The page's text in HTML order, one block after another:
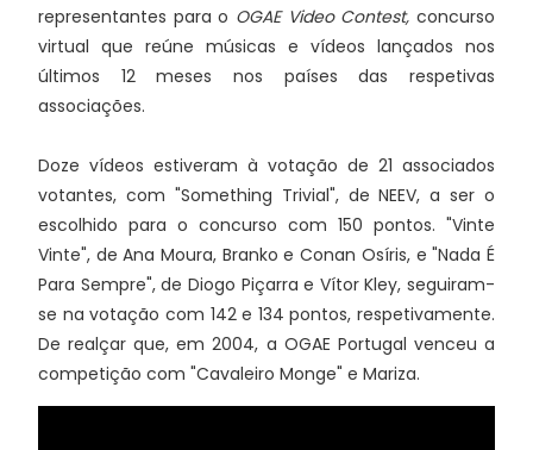
representantes para o OGAE Video Contest, concurso
virtual que reúne músicas e vídeos lançados nos
últimos 12 meses nos países das respetivas
associações.
Doze vídeos estiveram à votação de 21 associados
votantes, com "Something Trivial", de NEEV, a ser o
escolhido para o concurso com 150 pontos. "Vinte
Vinte", de Ana Moura, Branko e Conan Osíris, e "Nada É
Para Sempre", de Diogo Piçarra e Vítor Kley, seguiram-
se na votação com 142 e 134 pontos, respetivamente.
De realçar que, em 2004, a OGAE Portugal venceu a
competição com "Cavaleiro Monge" e Mariza.